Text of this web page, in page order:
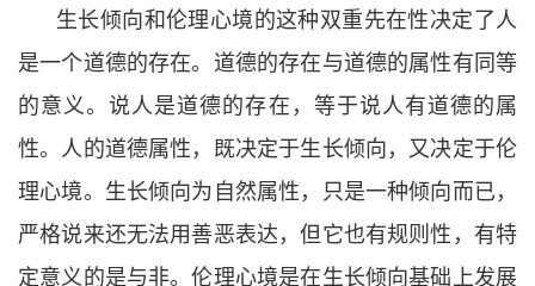
生长倾向和伦理心境的这种双重先在性决定了人
是一个道德的存在。道德的存在与道德的属性有同等
的意义。说人是道德的存在，等于说人有道德的属
性。人的道德属性，既决定于生长倾向，又决定于伦
理心境。生长倾向为自然属性，只是一种倾向而已，
严格说来还无法用善恶表达，但它也有规则性，有特
定意义的是与非。伦理心境是在生长倾向基础上发展